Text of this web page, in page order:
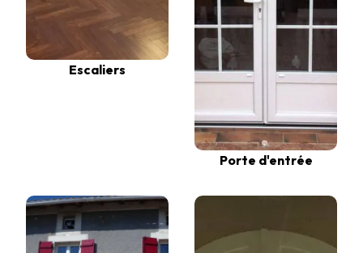
Escaliers
Porte d'entrée